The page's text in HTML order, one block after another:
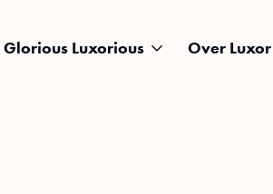
Glorious Luxorious Over Luxor